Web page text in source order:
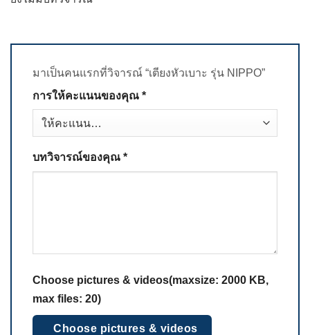
มาเป็นคนแรกที่วิจารณ์ “เตียงหัวเบาะ รุ่น NIPPO”
การให้คะแนนของคุณ *
บทวิจารณ์ของคุณ *
Choose pictures & videos(maxsize: 2000 KB,
max files: 20)
Choose pictures & videos